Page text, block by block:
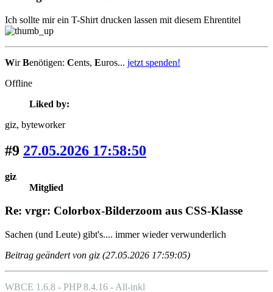
Ich sollte mir ein T-Shirt drucken lassen mit diesem Ehrentitel
WirBenötigen: Cents, Euros... jetzt spenden!
Offline
Liked by:
giz, byteworker
#9 27.05.2026 17:58:50
giz
Mitglied
Re: vrgr: Colorbox-Bilderzoom aus CSS-Klasse
Sachen (und Leute) gibt's.... immer wieder verwunderlich
Beitrag geändert von giz (27.05.2026 17:59:05)
WBCE 1.6.8 - PHP 8.4.16 - All-inkl